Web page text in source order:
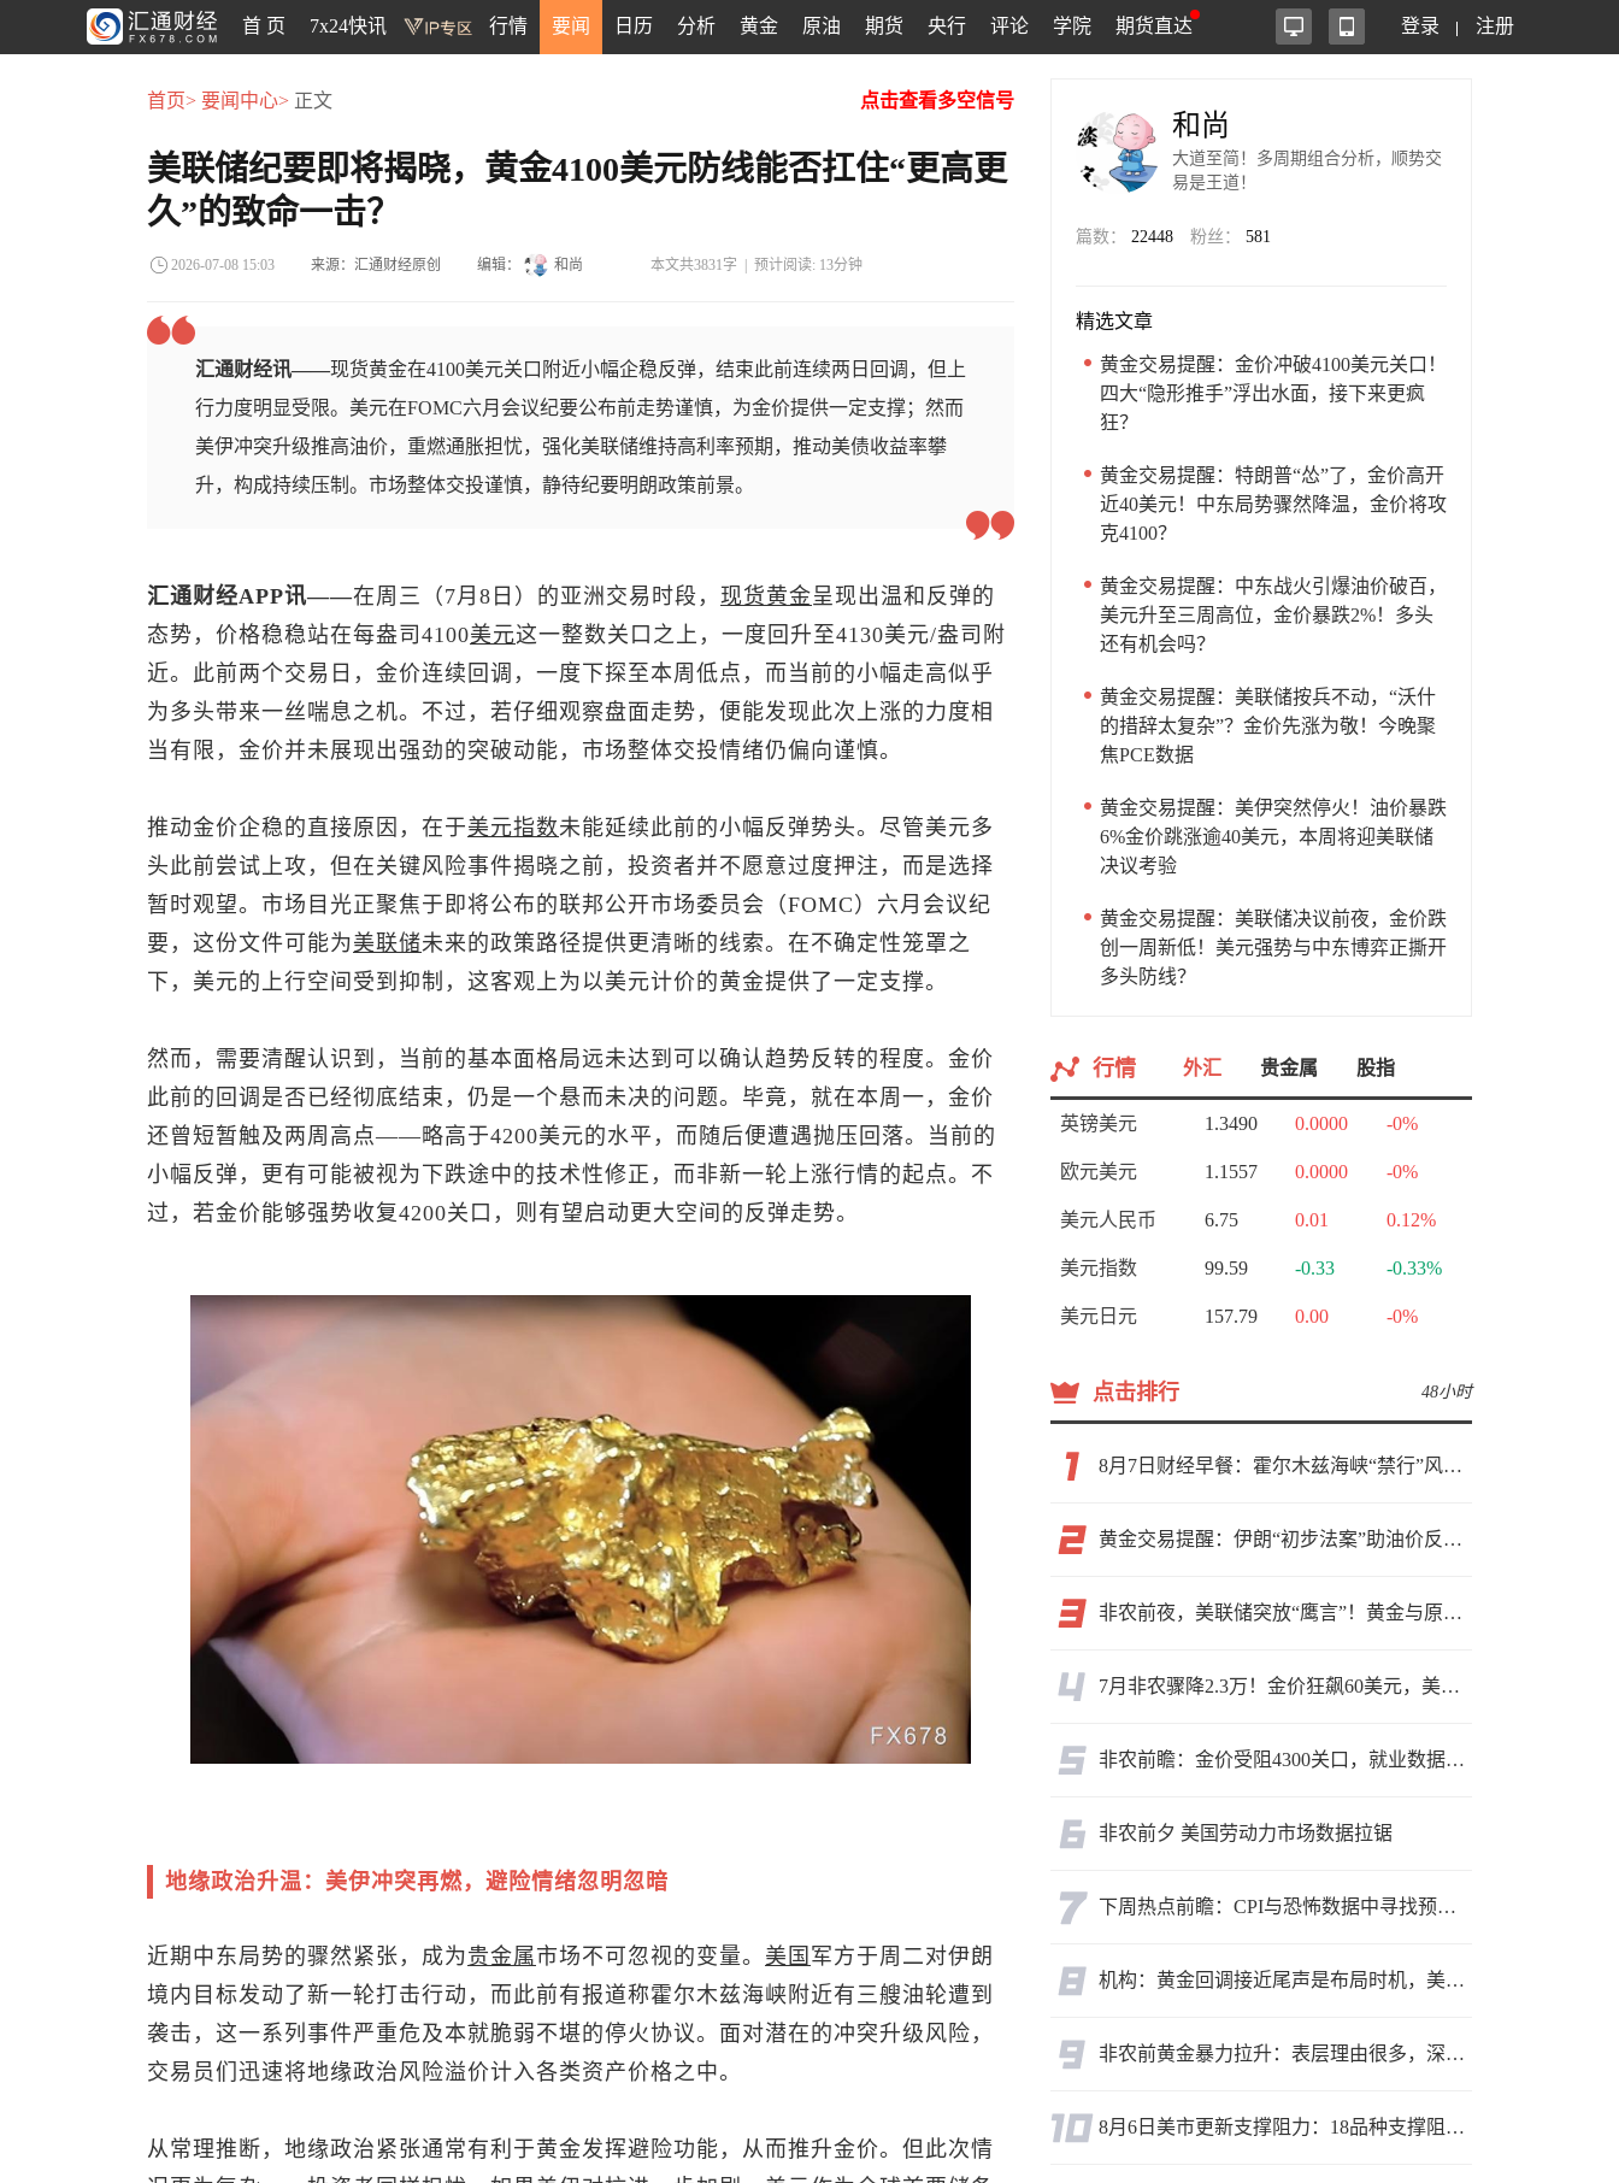
首 页 7x24快讯 行情 要闻 日历 分析 黄金 原油 期货 央行 评论 学院 期货直达 登录 注册
首页> 要闻中心> 正文 点击查看多空信号
美联储纪要即将揭晓，黄金4100美元防线能否扛住“更高更
久”的致命一击？
2026-07-08 15:03 来源：汇通财经原创 编辑： 和尚 本文共3831字 | 预计阅读: 13分钟
汇通财经讯——现货黄金在4100美元关口附近小幅企稳反弹，结束此前连续两日回调，但上
行力度明显受限。美元在FOMC六月会议纪要公布前走势谨慎，为金价提供一定支撑；然而
美伊冲突升级推高油价，重燃通胀担忧，强化美联储维持高利率预期，推动美债收益率攀
升，构成持续压制。市场整体交投谨慎，静待纪要明朗政策前景。
汇通财经APP讯——在周三（7月8日）的亚洲交易时段， 现货黄金呈现出温和反弹的
态势，价格稳稳站在每盎司4100美元这一整数关口之上，一度回升至4130美元/盎司附
近。此前两个交易日，金价连续回调，一度下探至本周低点，而当前的小幅走高似乎
为多头带来一丝喘息之机。不过，若仔细观察盘面走势，便能发现此次上涨的力度相
当有限，金价并未展现出强劲的突破动能，市场整体交投情绪仍偏向谨慎。
推动金价企稳的直接原因，在于美元指数未能延续此前的小幅反弹势头。尽管美元多
头此前尝试上攻，但在关键风险事件揭晓之前，投资者并不愿意过度押注，而是选择
暂时观望。市场目光正聚焦于即将公布的联邦公开市场委员会（FOMC）六月会议纪
要，这份文件可能为美联储未来的政策路径提供更清晰的线索。在不确定性笼罩之
下，美元的上行空间受到抑制，这客观上为以美元计价的黄金提供了一定支撑。
然而，需要清醒认识到，当前的基本面格局远未达到可以确认趋势反转的程度。金价
此前的回调是否已经彻底结束，仍是一个悬而未决的问题。毕竟，就在本周一，金价
还曾短暂触及两周高点——略高于4200美元的水平，而随后便遭遇抛压回落。当前的
小幅反弹，更有可能被视为下跌途中的技术性修正，而非新一轮上涨行情的起点。不
过，若金价能够强势收复4200关口，则有望启动更大空间的反弹走势。
地缘政治升温：美伊冲突再燃，避险情绪忽明忽暗
近期中东局势的骤然紧张，成为贵金属市场不可忽视的变量。 美国 军方于周二对伊朗
境内目标发动了新一轮打击行动，而此前有报道称霍尔木兹海峡附近有三艘油轮遭到
袭击，这一系列事件严重危及本就脆弱不堪的停火协议。面对潜在的冲突升级风险，
交易员们迅速将地缘政治风险溢价计入各类资产价格之中。
从常理推断，地缘政治紧张通常有利于黄金发挥避险功能，从而推升金价。但此次情
和尚
大道至简！多周期组合分析，顺势交
易是王道！
篇数： 22448 粉丝： 581
精选文章
黄金交易提醒：金价冲破4100美元关口！
四大“隐形推手”浮出水面，接下来更疯
狂？
黄金交易提醒：特朗普“怂”了，金价高开
近40美元！中东局势骤然降温，金价将攻
克4100？
黄金交易提醒：中东战火引爆油价破百，
美元升至三周高位，金价暴跌2%！多头
还有机会吗？
黄金交易提醒：美联储按兵不动，“沃什
的措辞太复杂”？金价先涨为敬！今晚聚
焦PCE数据
黄金交易提醒：美伊突然停火！油价暴跌
6%金价跳涨逾40美元，本周将迎美联储
决议考验
黄金交易提醒：美联储决议前夜，金价跌
创一周新低！美元强势与中东博弈正撕开
多头防线？
行情 外汇 贵金属 股指
英镑美元 1.3490 0.0000 -0%
欧元美元 1.1557 0.0000 -0%
美元人民币 6.75 0.01 0.12%
美元指数 99.59 -0.33 -0.33%
美元日元 157.79 0.00 -0%
点击排行 48小时
8月7日财经早餐：霍尔木兹海峡“禁行”风波再起，油价急涨金价承压，非农夜市场博弈加剧
黄金交易提醒：伊朗“初步法案”助油价反弹逾3%，金价小幅承压，非农重磅来袭！
非农前夜，美联储突放“鹰言”！黄金与原油为何联手反攻？
7月非农骤降2.3万！金价狂飙60美元，美联储9月加息预期瞬间崩塌
非农前瞻：金价受阻4300关口，就业数据是“火上浇油”还是“釜底抽薪”？
非农前夕 美国劳动力市场数据拉锯
下周热点前瞻：CPI与恐怖数据中寻找预期差
机构：黄金回调接近尾声是布局时机，美元后市或走弱转为利多因素
非农前黄金暴力拉升：表层理由很多，深层逻辑却让人困惑
8月6日美市更新支撑阻力：18品种支撑阻力(金银铂钯原油天然气铜及十大货币对)